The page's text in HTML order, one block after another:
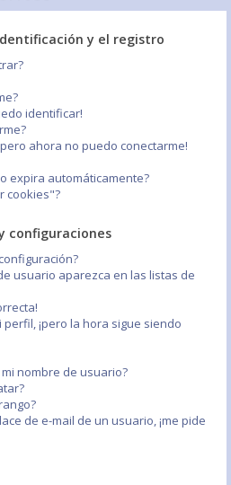
y el registro
identificar!
ahora no puedo conectarme!
expira automáticamente?
cookies"?
configuraciones
usuario aparezca en las listas de
¡pero la hora sigue siendo
nombre de usuario?
de e-mail de un usuario, ¡me pide